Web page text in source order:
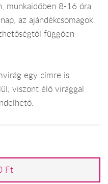
munkaidőben 8-16 óra
az ajándékcsomagok
függően
egy címre is
viszont élő virággal
Ft